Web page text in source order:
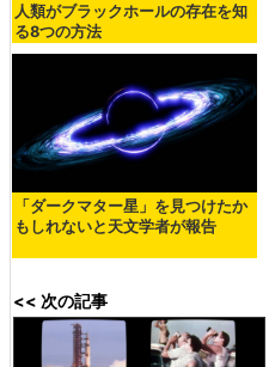
人類がブラックホールの存在を知
る8つの方法
「ダークマター星」を見つけたか
もしれないと天文学者が報告
<< 次の記事